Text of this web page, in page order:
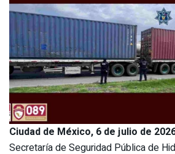
Ciudad de México, 6 de julio de
Secretaría de Seguridad Pública de